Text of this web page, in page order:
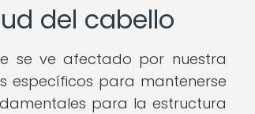
del cabello
se ve afectado por nuestra
específicos para mantenerse
para la estructura